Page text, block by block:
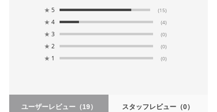
★ 5 (15)
★ 4 (4)
★ 3 (0)
★ 2 (0)
★ 1 (0)
ユーザーレビュー（19） スタッフレビュー （0）